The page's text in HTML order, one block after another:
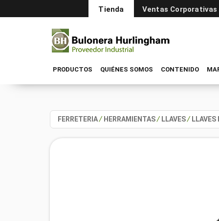
Tienda Ventas Corporativas
PRODUCTOS QUIÉNES SOMOS CONTENIDO
FERRETERIA/ HERRAMIENTAS/ LLAVES/ LLAVES